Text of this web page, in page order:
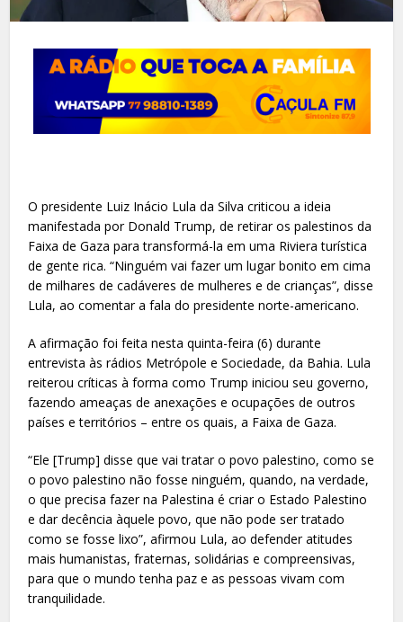
O presidente Luiz Inácio Lula da Silva criticou a ideia
manifestada por Donald Trump, de retirar os palestinos da
Faixa de Gaza para transformá-la em uma Riviera turística
de gente rica. “Ninguém vai fazer um lugar bonito em cima
de milhares de cadáveres de mulheres e de crianças”, disse
Lula, ao comentar a fala do presidente norte-americano.
A afirmação foi feita nesta quinta-feira (6) durante
entrevista às rádios Metrópole e Sociedade, da Bahia. Lula
reiterou críticas à forma como Trump iniciou seu governo,
fazendo ameaças de anexações e ocupações de outros
países e territórios – entre os quais, a Faixa de Gaza.
“Ele [Trump] disse que vai tratar o povo palestino, como se
o povo palestino não fosse ninguém, quando, na verdade,
o que precisa fazer na Palestina é criar o Estado Palestino
e dar decência àquele povo, que não pode ser tratado
como se fosse lixo”, afirmou Lula, ao defender atitudes
mais humanistas, fraternas, solidárias e compreensivas,
para que o mundo tenha paz e as pessoas vivam com
tranquilidade.